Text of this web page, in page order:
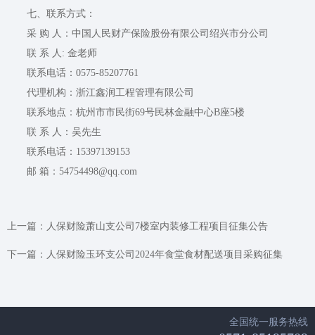
七、联系方式：
采 购 人：中国人民财产保险股份有限公司绍兴市分公司
联 系 人: 金老师
联系电话：0575-85207761
代理机构：浙江鑫润工程管理有限公司
联系地点：杭州市市民街69号民林金融中心B座5楼
联 系 人：吴先生
联系电话：15397139153
邮 箱：54754498@qq.com
上一篇： 人保财险萧山支公司7楼室内装修工程项目征集公告
下一篇： 人保财险玉环支公司2024年食堂食材配送项目采购征集
全国统一服务热线